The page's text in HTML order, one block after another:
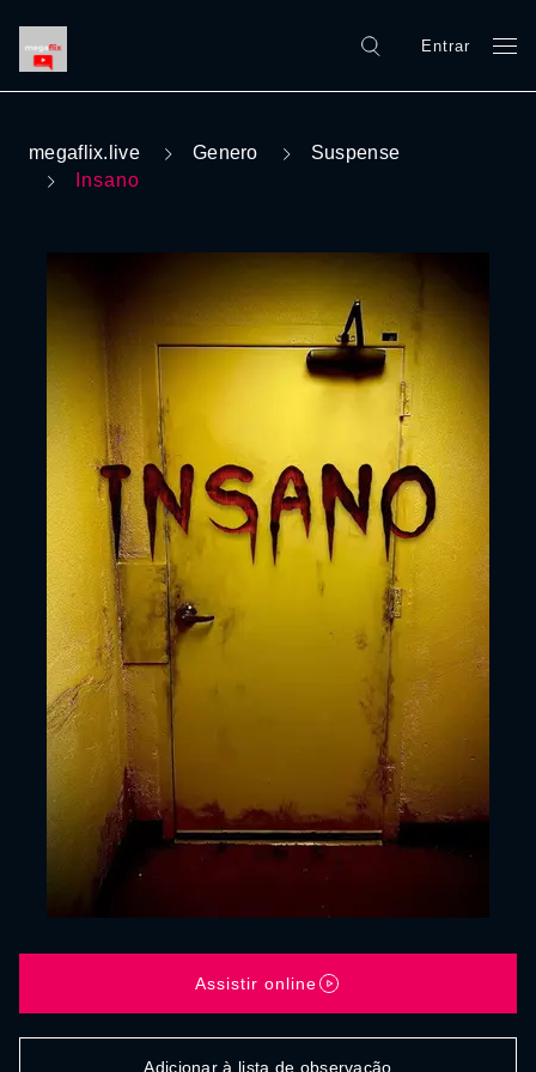
Entrar
megaflix.live Genero
Suspense
Insano
Assistir online
Adicionar à lista de observação